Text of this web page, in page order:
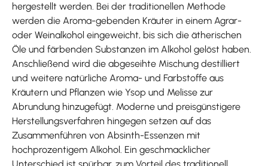
hergestellt werden. Bei der traditionellen Methode
werden die Aroma-gebenden Kräuter in einem Agrar-
oder Weinalkohol eingeweicht, bis sich die ätherischen
Öle und färbenden Substanzen im Alkohol gelöst haben.
Anschließend wird die abgeseihte Mischung destilliert
und weitere natürliche Aroma- und Farbstoffe aus
Kräutern und Pflanzen wie Ysop und Melisse zur
Abrundung hinzugefügt. Moderne und preisgünstigere
Herstellungsverfahren hingegen setzen auf das
Zusammenführen von Absinth-Essenzen mit
hochprozentigem Alkohol. Ein geschmacklicher